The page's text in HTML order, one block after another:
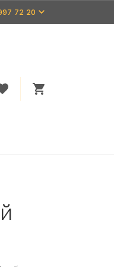
72 20